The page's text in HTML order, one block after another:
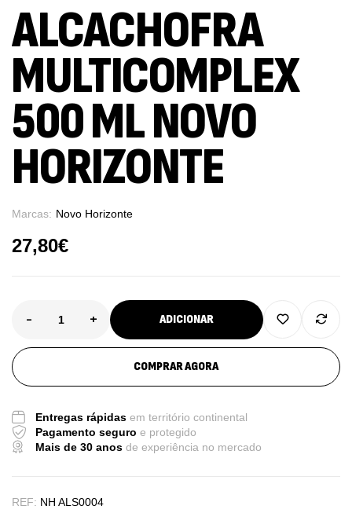
ALCACHOFRA
MULTICOMPLEX
500 ML NOVO
HORIZONTE
Marcas: Novo Horizonte
27,80€
- + ADICIONAR
COMPRAR AGORA
Entregas rápidas em território continental
Pagamento seguro e protegido
Mais de 30 anos de experiência no mercado
REF: NH ALS0004